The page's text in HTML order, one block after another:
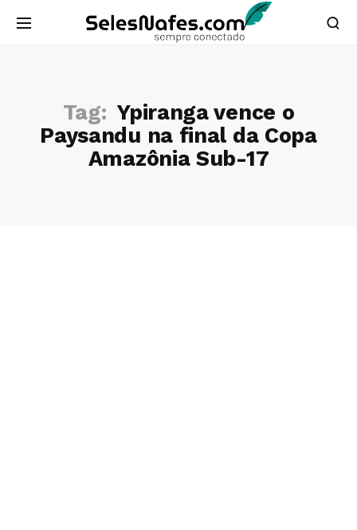
Tag: Ypiranga vence o
Paysandu na final da Copa
Amazônia Sub-17